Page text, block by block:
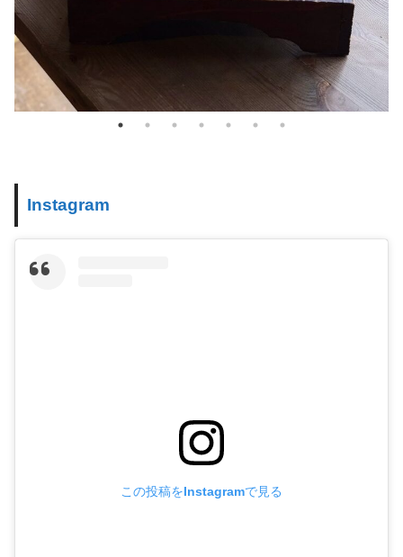
Instagram
この投稿をInstagramで見る